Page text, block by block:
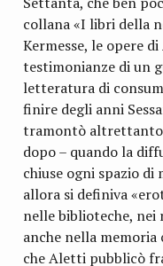
collana «I libri della
Kermesse, le opere
testimonianze di un
letteratura di
finire degli anni
tramontò altrettanto
dopo – quando la
chiuse ogni spazio di
allora si definiva
nelle biblioteche,
anche nella
che Aletti pubblicò